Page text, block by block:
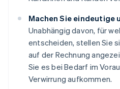
Machen Sie eindeutige
Unabhängig davon, für
entscheiden, stellen Sie
auf der Rechnung
Sie es bei Bedarf im
Verwirrung aufkommen.